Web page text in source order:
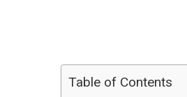
Table of Contents